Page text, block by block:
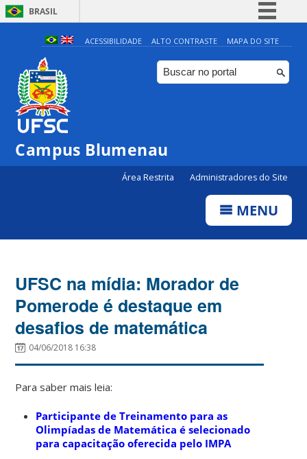
BRASIL
Simplifique!
Comunica BR
Participe
ACESSIBILIDADE ALTO CONTRASTE MAPA DO SITE
Campus Blumenau
Área Restrita Administradores do Site
MENU
UFSC na mídia: Morador de
Pomerode é destaque em
desafios de matemática
04/06/2018 16:38
Para saber mais leia:
Participante de Treinamento para as
Olimpíadas de Matemática é selecionado
para capacitação oferecida pelo IMPA